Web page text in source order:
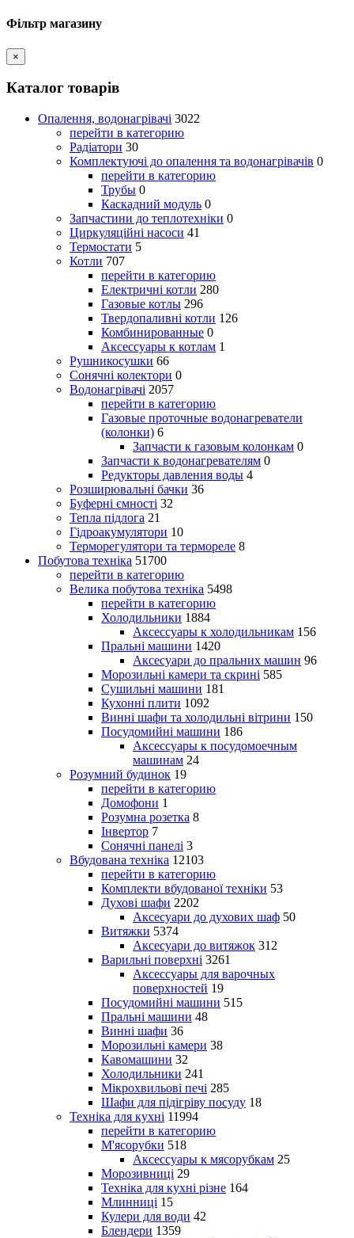
Фільтр магазину
×
Каталог товарів
Опалення, водонагрівачі 3022
перейти в категорию
Радіатори 30
Комплектуючі до опалення та водонагрівачів 0
перейти в категорию
Трубы 0
Каскадний модуль 0
Запчастини до теплотехніки 0
Циркуляційні насоси 41
Термостати 5
Котли 707
перейти в категорию
Електричні котли 280
Газовые котлы 296
Твердопаливні котли 126
Комбинированные 0
Аксессуары к котлам 1
Рушникосушки 66
Сонячні колектори 0
Водонагрівачі 2057
перейти в категорию
Газовые проточные водонагреватели
(колонки) 6
Запчасти к газовым колонкам 0
Запчасти к водонагревателям 0
Редукторы давления воды 4
Розширювальні бачки 36
Буферні ємності 32
Тепла підлога 21
Гідроакумулятори 10
Терморегулятори та термореле 8
Побутова техніка 51700
перейти в категорию
Велика побутова техніка 5498
перейти в категорию
Холодильники 1884
Аксессуары к холодильникам 156
Пральні машини 1420
Аксесуари до пральних машин 96
Морозильні камери та скрині 585
Сушильні машини 181
Кухонні плити 1092
Винні шафи та холодильні вітрини 150
Посудомийні машини 186
Аксессуары к посудомоечным
машинам 24
Розумний будинок 19
перейти в категорию
Домофони 1
Розумна розетка 8
Інвертор 7
Сонячні панелі 3
Вбудована техніка 12103
перейти в категорию
Комплекти вбудованої техніки 53
Духові шафи 2202
Аксесуари до духових шаф 50
Витяжки 5374
Аксесуари до витяжок 312
Варильні поверхні 3261
Аксессуары для варочных
поверхностей 19
Посудомийні машини 515
Пральні машини 48
Винні шафи 36
Морозильні камери 38
Кавомашини 32
Холодильники 241
Мікрохвильові печі 285
Шафи для підігріву посуду 18
Техніка для кухні 11994
перейти в категорию
М'ясорубки 518
Аксессуары к мясорубкам 25
Морозивниці 29
Техніка для кухні різне 164
Млинниці 15
Кулери для води 42
Блендери 1359